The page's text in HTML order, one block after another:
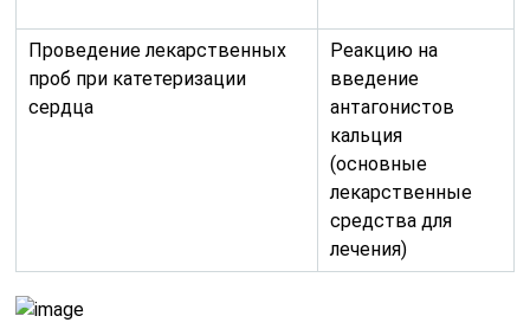
Проведение лекарственных
проб при катетеризации
сердца
Реакцию на
введение
антагонистов
кальция
(основные
лекарственные
средства для
лечения)